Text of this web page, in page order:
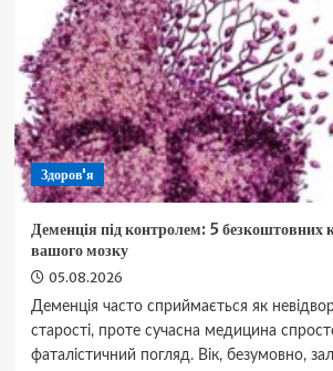
класики
на
вашій
кухні
Здоров'я
Деменція під контролем: 5 безкоштовних
вашого мозку
05.08.2026
Деменція часто сприймається як
старості, проте сучасна медицина
фаталістичний погляд. Вік, безумовно,